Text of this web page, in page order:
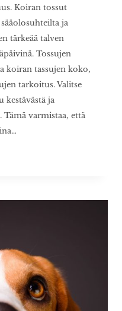
Koiran tossut
ja
tärkeää talven
Tossujen
koiran tassujen koko,
tarkoitus. Valitse
kestävästä ja
Tämä varmistaa, että